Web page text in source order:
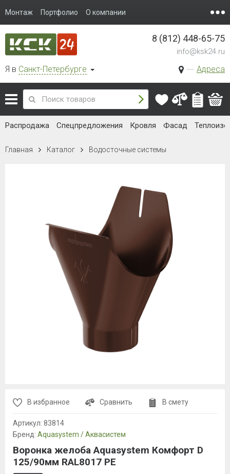
Монтаж Портфолио О компании
Я в Санкт-Петербурге Адреса
8 (812) 448-65-75
info@ksk24.ru
Распродажа Спецпредложения Кровля Фасад
Главная Каталог Водосточные системы
В избранное Сравнить В смету
Артикул: 83814
Бренд: Aquasystem / Аквасистем
Воронка желоба Aquasystem Комфорт D
125/90мм RAL8017 PE